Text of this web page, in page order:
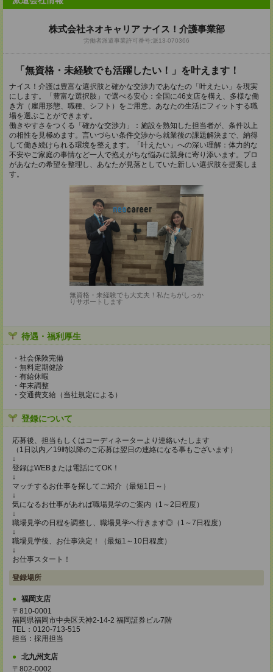
株式会社ネオキャリア ナイス！介護事業部
労働者派遣事業許可番号:派13-070366
「無資格・未経験でも活躍したい！」を叶えます！
ナイス！介護は豊富な選択肢と確かな交渉力であなたの「叶えたい」を現実
にします。「豊富な選択肢」で選べる安心：全国に46支店を構え、多様な働
き方（雇用形態、職種、シフト）をご用意。あなたの生活にフィットする職
場を選ぶことができます。
働きやすさをつくる「確かな交渉力」：施設を熟知した担当者が、条件以上
の相性を見極めます。言いづらい条件交渉から就業後の課題解決まで、納得
して働き続けられる環境を整えます。「叶えたい」への深い理解：体力的な
不安やご家庭の事情など一人で抱えがちな悩みに親身に寄り添います。プロ
があなたの希望を整理し、あなたが見落としていた新しい選択肢を提案しま
す。
無資格・未経験でも大丈夫！私たちがしっか
りサポートします
待遇・福利厚生
・社会保険完備
・無料定期健診
・有給休暇
・年末調整
・交通費支給（当社規定による）
登録について
応募後、担当もしくはコーディネーターより連絡いたします
（1日以内／19時以降のご応募は翌日の連絡になる事もございます）
↓
登録はWEBまたは電話にてOK！
↓
マッチするお仕事を探してご紹介（最短1日～）
↓
気になるお仕事があれば職場見学のご案内（1～2日程度）
↓
職場見学の日程を調整し、職場見学へ行きます◎（1～7日程度）
↓
職場見学後、お仕事決定！（最短1～10日程度）
↓
お仕事スタート！
登録場所
福岡支店
〒810-0001
福岡県福岡市中央区天神2-14-2 福岡証券ビル7階
TEL：0120-713-515
担当：採用担当
北九州支店
〒802-0002